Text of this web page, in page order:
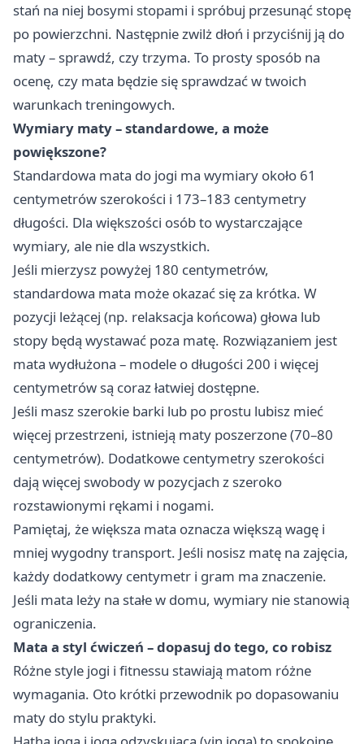
stań na niej bosymi stopami i spróbuj przesunąć stopę
po powierzchni. Następnie zwilż dłoń i przyciśnij ją do
maty – sprawdź, czy trzyma. To prosty sposób na
ocenę, czy mata będzie się sprawdzać w twoich
warunkach treningowych.
Wymiary maty – standardowe, a może
powiększone?
Standardowa mata do jogi ma wymiary około 61
centymetrów szerokości i 173–183 centymetry
długości. Dla większości osób to wystarczające
wymiary, ale nie dla wszystkich.
Jeśli mierzysz powyżej 180 centymetrów,
standardowa mata może okazać się za krótka. W
pozycji leżącej (np. relaksacja końcowa) głowa lub
stopy będą wystawać poza matę. Rozwiązaniem jest
mata wydłużona – modele o długości 200 i więcej
centymetrów są coraz łatwiej dostępne.
Jeśli masz szerokie barki lub po prostu lubisz mieć
więcej przestrzeni, istnieją maty poszerzone (70–80
centymetrów). Dodatkowe centymetry szerokości
dają więcej swobody w pozycjach z szeroko
rozstawionymi rękami i nogami.
Pamiętaj, że większa mata oznacza większą wagę i
mniej wygodny transport. Jeśli nosisz matę na zajęcia,
każdy dodatkowy centymetr i gram ma znaczenie.
Jeśli mata leży na stałe w domu, wymiary nie stanowią
ograniczenia.
Mata a styl ćwiczeń – dopasuj do tego, co robisz
Różne style jogi i fitnessu stawiają matom różne
wymagania. Oto krótki przewodnik po dopasowaniu
maty do stylu praktyki.